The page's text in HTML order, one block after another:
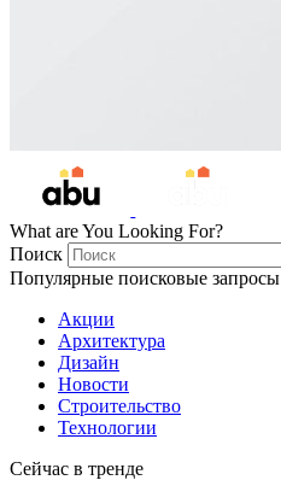
What are You Looking For?
Поиск
Популярные поисковые запросы
Акции
Архитектура
Дизайн
Новости
Строительство
Технологии
Сейчас в тренде